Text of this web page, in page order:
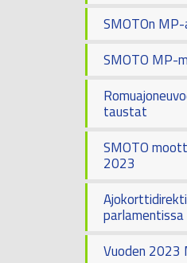
SMOTOn
SMOTO MP-
taustat
SMOTO
2023
parlamentissa
Vuoden